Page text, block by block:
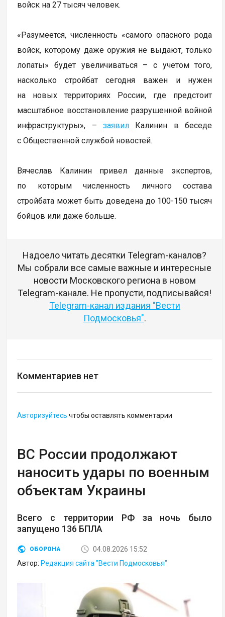
войск на 27 тысяч человек.
«Разумеется, численность «самого опасного рода
войск, которому даже оружия не выдают, только
лопаты» будет увеличиваться – с учетом того,
насколько стройбат сегодня важен и нужен
на новых территориях России, где предстоит
масштабное восстановление разрушенной войной
инфраструктуры», –заявил Калинин в беседе
с Общественной службой новостей.
Вячеслав Калинин привел данные экспертов,
по которым численность личного состава
стройбата может быть доведена до 100-150 тысяч
бойцов или даже больше.
Надоело читать десятки Telegram-каналов?
Мы собрали все самые важные и интересные
новости Московского региона в новом
Telegram-канале. Не пропусти, подписывайся!
Telegram-канал издания "Вести
Подмосковья".
Комментариев нет
Авторизуйтесь чтобы оставлять комментарии
ВС России продолжают
наносить удары по военным
объектам Украины
Всего с территории РФ за ночь было
запущено 136 БПЛА
ОБОРОНА
04.08.2026 15:52
Автор: Редакция сайта "Вести Подмосковья"